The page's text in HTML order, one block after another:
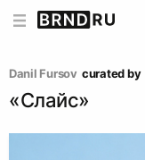
Danil Fursov curated by
«Слайс»